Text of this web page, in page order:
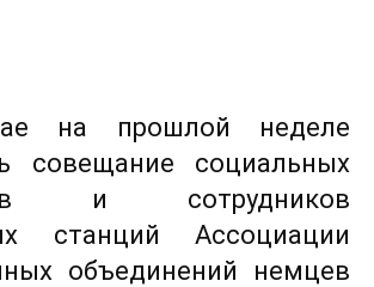
на прошлой неделе
совещание социальных
и сотрудников
станций Ассоциации
объединений немцев